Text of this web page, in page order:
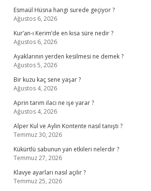
Esmaül Hüsna hangi surede geçiyor ?
Ağustos 6, 2026
Kur’an-ı Kerim’de en kısa süre nedir ?
Ağustos 6, 2026
Ayaklarının yerden kesilmesi ne demek ?
Ağustos 5, 2026
Bir kuzu kaç sene yaşar ?
Ağustos 4, 2026
Aprin tarım ilacı ne işe yarar ?
Ağustos 4, 2026
Alper Kul ve Aylin Kontente nasıl tanıştı ?
Temmuz 30, 2026
Kükürtlü sabunun yan etkileri nelerdir ?
Temmuz 27, 2026
Klavye ayarları nasıl açılır ?
Temmuz 25, 2026